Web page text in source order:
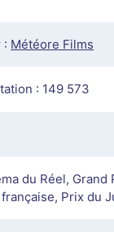
: Météore Films
: 149 573
du Réel, Grand
Prix du